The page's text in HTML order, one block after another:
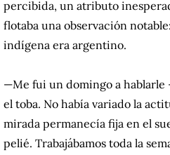
percibida, un atributo
flotaba una observación
indígena era argentino.
—Me fui un domingo a hablarle
el toba. No había variado la
mirada permanecía fija en el
pelié. Trabajábamos toda la